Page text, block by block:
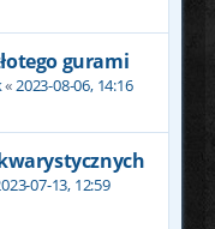
gurami
« 2023-08-06, 14:16
07-13, 12:59